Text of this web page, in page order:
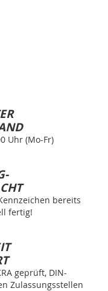
Uhr (Mo-Fr)
bereits
fertig!
geprüft, DIN-
Zulassungsstellen